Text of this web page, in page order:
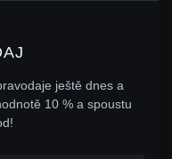
ještě dnes a
10 % a spoustu